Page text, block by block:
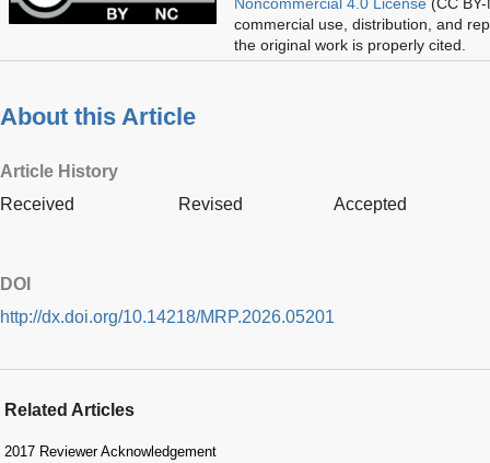
commercial use, distribution, and
the original work is properly cited.
About this Article
Article History
Received
Revised Accepted
DOI
http://dx.doi.org/10.14218/MRP.2026.05201
Related Articles
2017 Reviewer Acknowledgement